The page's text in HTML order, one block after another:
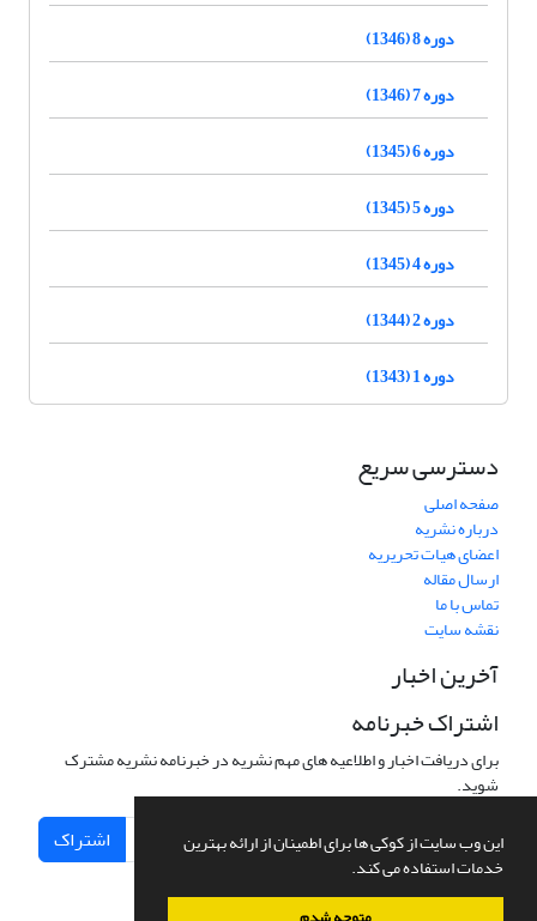
این وب سایت از کوکی ها برای اطمینان از ارائه بهترین
خدمات استفاده می کند.
دوره 8 (1346)
دوره 7 (1346)
دوره 6 (1345)
دوره 5 (1345)
دوره 4 (1345)
دوره 2 (1344)
دوره 1 (1343)
دسترسی سریع
صفحه اصلی
درباره نشریه
اعضای هیات تحریریه
ارسال مقاله
تماس با ما
نقشه سایت
آخرین اخبار
اشتراک خبرنامه
برای دریافت اخبار و اطلاعیه های مهم نشریه در خبرنامه نشریه مشترک
شوید.
اشتراک